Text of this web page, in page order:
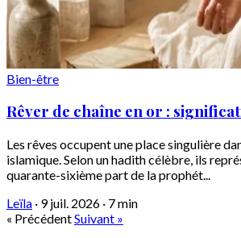
Bien-être
Rêver de chaîne en or :
Les rêves occupent une place singulière
islamique. Selon un hadith célèbre, ils
quarante-sixième part de la prophét...
Leïla · 9 juil. 2026 · 7 min
« PrécédentSuivant »